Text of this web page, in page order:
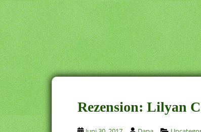
Rezension: Lilyan